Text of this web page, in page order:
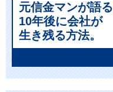
元信金マンが語る
10年後に会社が
生き残る方法。